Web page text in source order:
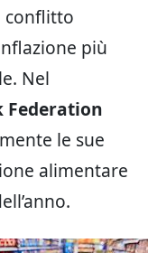
conflitto
più
Nel
Federation
le sue
alimentare